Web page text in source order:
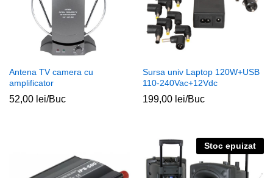
Antena TV camera cu
amplificator
52,00 lei/Buc
Sursa univ Laptop 120W+USB
110-240Vac+12Vdc
199,00 lei/Buc
Stoc epuizat